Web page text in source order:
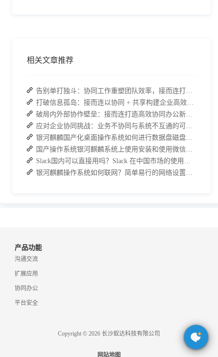
相关文章推荐
产品功能
沟通交流
扩展应用
协同办公
平台安全
Copyright © 2026 长沙蚁达科技有限公司
网站地图